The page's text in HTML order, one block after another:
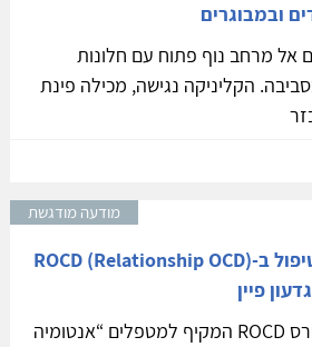
ובמבוגרים
אל מרחב נוף פתוח עם חלונות
הקליניקה נגישה, מכילה פינת
מודעה מודגשת
קורס חדש ומקיף לטיפול ב-ROCD (Relationship OCD)
פיין
נפתחה ההרשמה לקורס ROCD המקיף למטפלים “אנטומיה